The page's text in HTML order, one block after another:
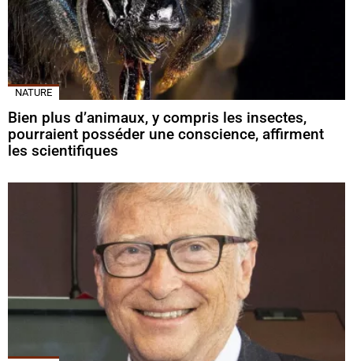
NATURE
Bien plus d’animaux, y compris les insectes,
pourraient posséder une conscience, affirment
les scientifiques